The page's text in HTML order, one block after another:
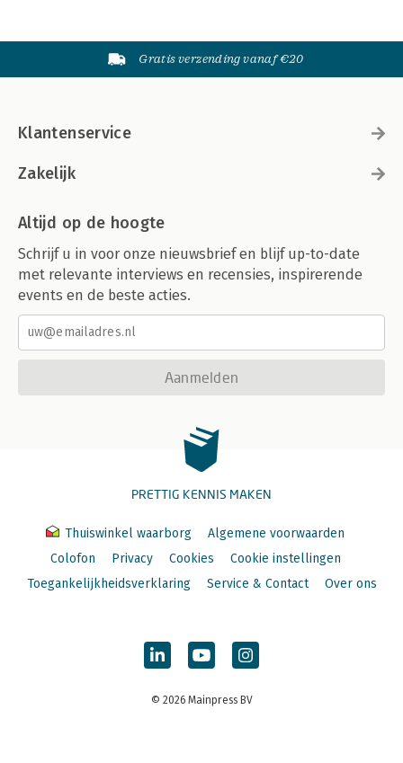
Gratis verzending vanaf €20
Klantenservice
Zakelijk
Altijd op de hoogte
Schrijf u in voor onze nieuwsbrief en blijf up-to-date
met relevante interviews en recensies, inspirerende
events en de beste acties.
Aanmelden
PRETTIG KENNIS MAKEN
Thuiswinkel waarborg
Algemene voorwaarden
Colofon
Privacy Cookies
Cookie instellingen
Toegankelijkheidsverklaring
Service & Contact Over ons
© 2026 Mainpress BV